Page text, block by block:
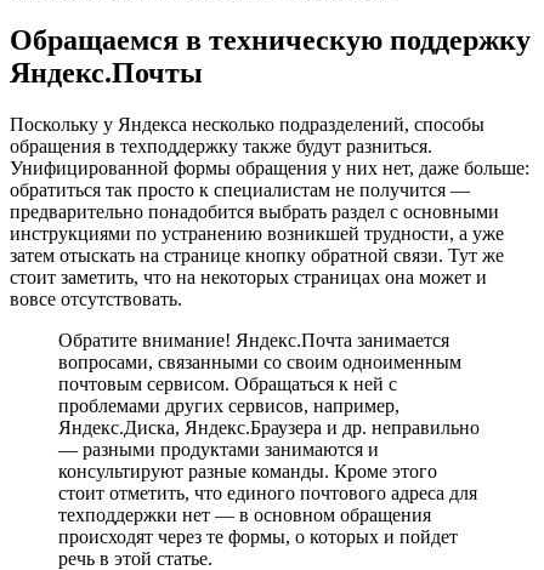
Обращаемся в техническую поддержку
Яндекс.Почты
Поскольку у Яндекса несколько подразделений, способы
обращения в техподдержку также будут разниться.
Унифицированной формы обращения у них нет, даже больше:
обратиться так просто к специалистам не получится —
предварительно понадобится выбрать раздел с основными
инструкциями по устранению возникшей трудности, а уже
затем отыскать на странице кнопку обратной связи. Тут же
стоит заметить, что на некоторых страницах она может и
вовсе отсутствовать.
Обратите внимание! Яндекс.Почта занимается
вопросами, связанными со своим одноименным
почтовым сервисом. Обращаться к ней с
проблемами других сервисов, например,
Яндекс.Диска, Яндекс.Браузера и др. неправильно
— разными продуктами занимаются и
консультируют разные команды. Кроме этого
стоит отметить, что единого почтового адреса для
техподдержки нет — в основном обращения
происходят через те формы, о которых и пойдет
речь в этой статье.